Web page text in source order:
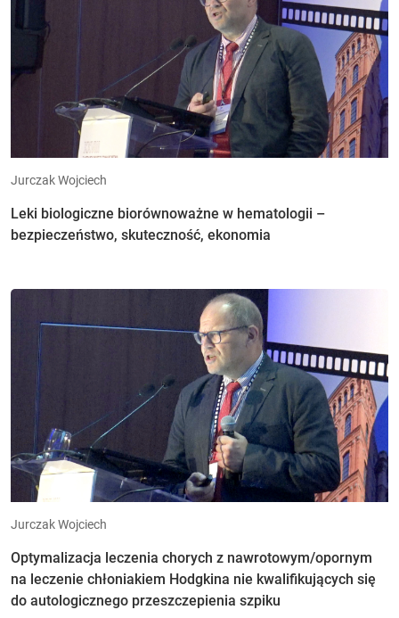
Jurczak Wojciech
Leki biologiczne biorównoważne w hematologii –
bezpieczeństwo, skuteczność, ekonomia
Jurczak Wojciech
Optymalizacja leczenia chorych z nawrotowym/opornym
na leczenie chłoniakiem Hodgkina nie kwalifikujących się
do autologicznego przeszczepienia szpiku